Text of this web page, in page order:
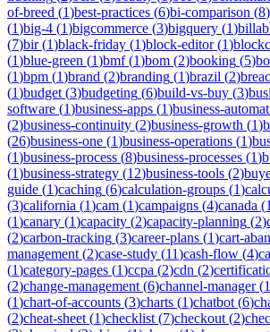
of-breed (1)best-practices (6)bi-comparison (8)
(1)big-4 (1)bigcommerce (3)bigquery (1)
(7)bir(1)black-friday (1)block-editor(1)
(1)blue-green (1)bmf(1)bom (2)booking (5)
(1)bpm (1)brand (2)branding (1)brazil (2)
(1)budget (3)budgeting (6)build-vs-buy (3)
software (1)business-apps (1)business-
(2)business-continuity (2)business-growth (1)
(26)business-one (1)business-operations (1)
(1)business-process (8)business-processes (1)
(1)business-strategy (12)business-tools (2)
guide (1)caching (6)calculation-groups (1)
(3)california (1)cam (1)campaigns (4)canada (1
(1)canary (1)capacity (2)capacity-planning (2)
(2)carbon-tracking (3)career-plans (1)cart-
management (2)case-study (11)cash-flow (4)
(1)category-pages (1)ccpa (2)cdn (2)
(2)change-management (6)channel-manager(1
(1)chart-of-accounts (3)charts (1)chatbot (6)
(2)cheat-sheet (1)checklist (7)checkout (2)